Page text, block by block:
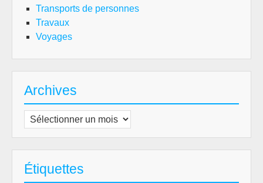
Transports de personnes
Travaux
Voyages
Archives
Archives
Étiquettes